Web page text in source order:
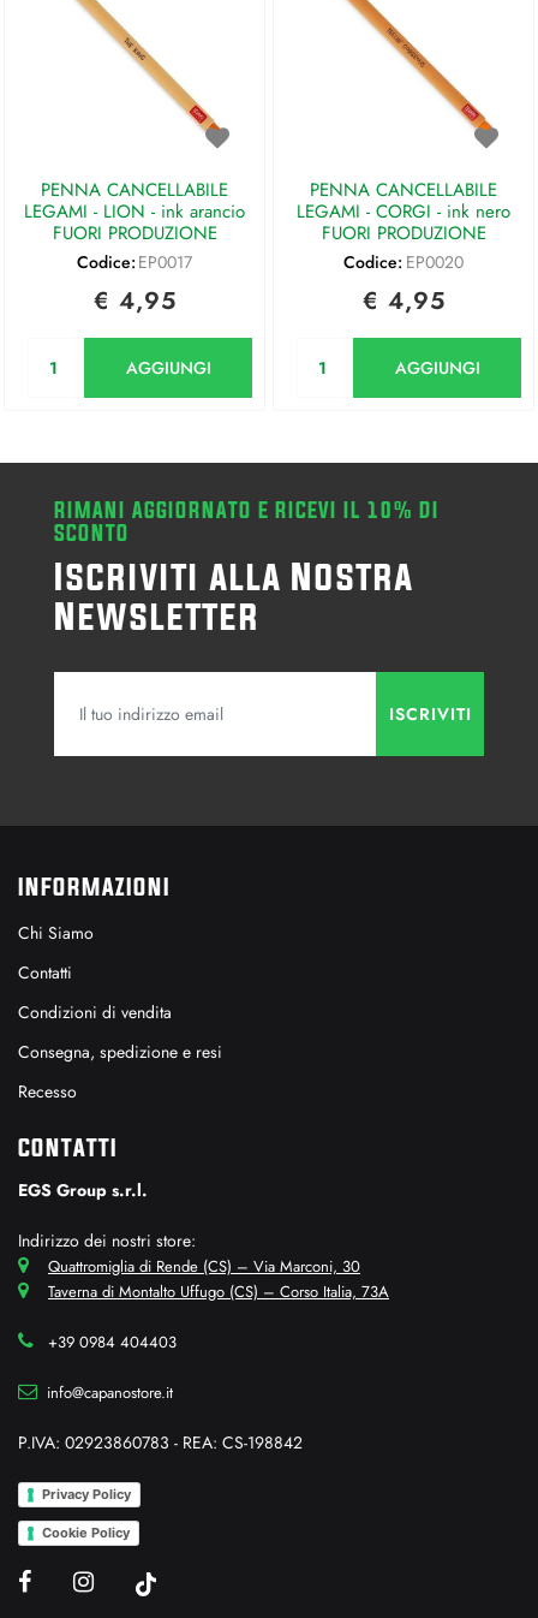
PENNA CANCELLABILE
LEGAMI - LION - ink arancio
FUORI PRODUZIONE
Codice: EP0017
€ 4,95
AGGIUNGI
PENNA CANCELLABILE
LEGAMI - CORGI - ink nero
FUORI PRODUZIONE
Codice: EP0020
€ 4,95
AGGIUNGI
RIMANI AGGIORNATO E RICEVI IL 10% DI
SCONTO
Iscriviti alla Nostra
Newsletter
INFORMAZIONI
Chi Siamo
Contatti
Condizioni di vendita
Consegna, spedizione e resi
Recesso
CONTATTI
EGS Group s.r.l.
Indirizzo dei nostri store:
Quattromiglia di Rende (CS) – Via Marconi, 30
Taverna di Montalto Uffugo (CS) – Corso Italia, 73A
+39 0984 404403
info@capanostore.it
P.IVA: 02923860783 - REA: CS-198842
Privacy Policy
Cookie Policy